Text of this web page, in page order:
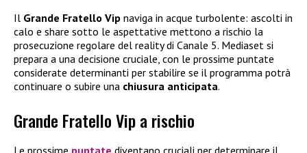
Il Grande Fratello Vip naviga in acque turbolente: ascolti in
calo e share sotto le aspettative mettono a rischio la
prosecuzione regolare del reality di Canale 5. Mediaset si
prepara a una decisione cruciale, con le prossime puntate
considerate determinanti per stabilire se il programma potrà
continuare o subire una chiusura anticipata.
Grande Fratello Vip a rischio